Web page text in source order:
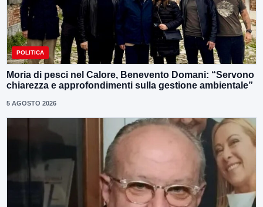
POLITICA
Moria di pesci nel Calore, Benevento Domani: “Servono
chiarezza e approfondimenti sulla gestione ambientale”
5 AGOSTO 2026